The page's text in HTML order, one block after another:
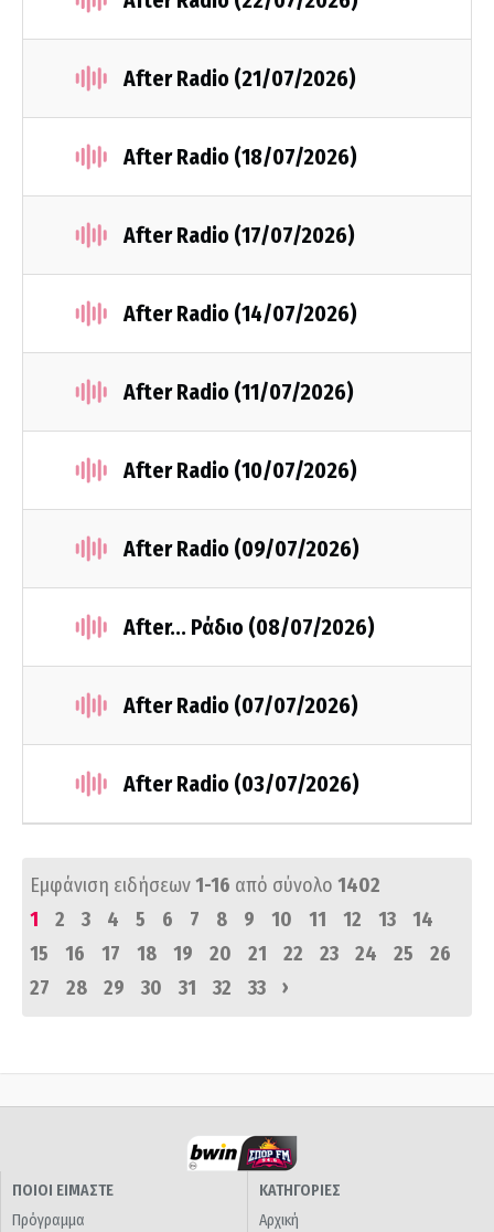
After Radio (21/07/2026)
After Radio (18/07/2026)
After Radio (17/07/2026)
After Radio (14/07/2026)
After Radio (11/07/2026)
After Radio (10/07/2026)
After Radio (09/07/2026)
After... Ράδιο (08/07/2026)
After Radio (07/07/2026)
After Radio (03/07/2026)
Εμφάνιση ειδήσεων1-16 από σύνολο 1402
1
2 3 4 5 6 7 8 9 10 11 12 13
14
15
16 17 18 19 20 21 22 23 24 25
26
27
28 29 30 31 32 33 ›
ΠΟΙΟΙ ΕΙΜΑΣΤΕ
Πρόγραμμα
ΚΑΤΗΓΟΡΙΕΣ
Αρχική